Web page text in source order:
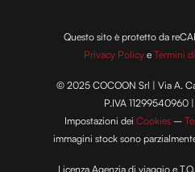
Questo sito è protetto da
Privacy Policy eTermini
© 2025 COCOON Srl | Via A.
P.IVA 11299540960
Impostazioni deiCookies –
immagini stock sono
Licenza Agenzia di viaggio e